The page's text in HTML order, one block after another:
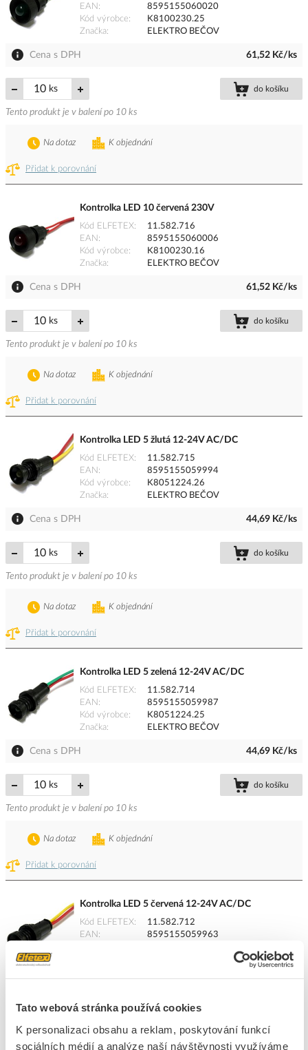
Tato webová stránka používá cookies
K personalizaci obsahu a reklam, poskytování funkcí
sociálních médií a analýze naší návštěvnosti využíváme
EAN
8595155060020
Kód výrobce
K8100230.25
Značka
ELEKTRO BEČOV
Cena s DPH 61,52 Kč/ks
ks do košíku
Tento produkt je v balení po 10 ks
Přidat k porovnání
K objednání
Na dotaz
Kontrolka LED 10 červená 230V
Kód ELFETEX
11.582.716
EAN
8595155060006
Kód výrobce
K8100230.16
Značka
ELEKTRO BEČOV
Cena s DPH 61,52 Kč/ks
ks do košíku
Tento produkt je v balení po 10 ks
Přidat k porovnání
K objednání
Na dotaz
Kontrolka LED 5 žlutá 12-24V AC/DC
Kód ELFETEX
11.582.715
EAN
8595155059994
Kód výrobce
K8051224.26
Značka
ELEKTRO BEČOV
Cena s DPH 44,69 Kč/ks
ks do košíku
Tento produkt je v balení po 10 ks
Přidat k porovnání
K objednání
Na dotaz
Kontrolka LED 5 zelená 12-24V AC/DC
Kód ELFETEX
11.582.714
EAN
8595155059987
Kód výrobce
K8051224.25
Značka
ELEKTRO BEČOV
Cena s DPH 44,69 Kč/ks
ks do košíku
Tento produkt je v balení po 10 ks
Přidat k porovnání
K objednání
Na dotaz
Kontrolka LED 5 červená 12-24V AC/DC
Kód ELFETEX
11.582.712
EAN
8595155059963
Tento produkt je v balení po 10 ks